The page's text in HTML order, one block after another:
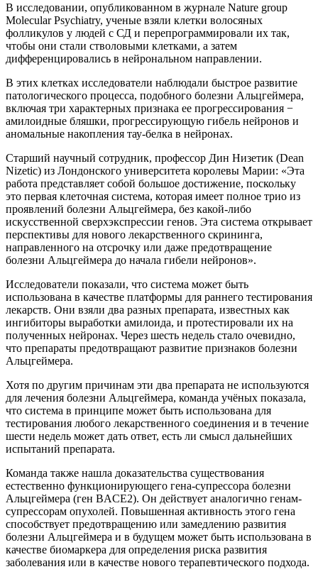
В исследовании, опубликованном в журнале Nature group
Molecular Psychiatry, ученые взяли клетки волосяных
фолликулов у людей с СД и перепрограммировали их так,
чтобы они стали стволовыми клетками, а затем
дифференцировались в нейрональном направлении.
В этих клетках исследователи наблюдали быстрое развитие
патологического процесса, подобного болезни Альцгеймера,
включая три характерных признака ее прогрессирования −
амилоидные бляшки, прогрессирующую гибель нейронов и
аномальные накопления тау-белка в нейронах.
Старший научный сотрудник, профессор Дин Низетик (Dean
Nizetic) из Лондонского университета королевы Марии: «Эта
работа представляет собой большое достижение, поскольку
это первая клеточная система, которая имеет полное трио из
проявлений болезни Альцгеймера, без какой-либо
искусственной сверхэкспрессии генов. Эта система открывает
перспективы для нового лекарственного скрининга,
направленного на отсрочку или даже предотвращение
болезни Альцгеймера до начала гибели нейронов».
Исследователи показали, что система может быть
использована в качестве платформы для раннего тестирования
лекарств. Они взяли два разных препарата, известных как
ингибиторы выработки амилоида, и протестировали их на
полученных нейронах. Через шесть недель стало очевидно,
что препараты предотвращают развитие признаков болезни
Альцгеймера.
Хотя по другим причинам эти два препарата не используются
для лечения болезни Альцгеймера, команда учёных показала,
что система в принципе может быть использована для
тестирования любого лекарственного соединения и в течение
шести недель может дать ответ, есть ли смысл дальнейших
испытаний препарата.
Команда также нашла доказательства существования
естественно функционирующего гена-супрессора болезни
Альцгеймера (ген BACE2). Он действует аналогично генам-
супрессорам опухолей. Повышенная активность этого гена
способствует предотвращению или замедлению развития
болезни Альцгеймера и в будущем может быть использована в
качестве биомаркера для определения риска развития
заболевания или в качестве нового терапевтического подхода.